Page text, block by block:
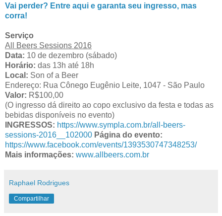
Vai perder? Entre aqui e garanta seu ingresso, mas
corra!
Serviço
All Beers Sessions 2016
Data: 10 de dezembro (sábado)
Horário: das 13h até 18h
Local: Son of a Beer
Endereço: Rua Cônego Eugênio Leite, 1047 - São Paulo
Valor: R$100,00
(O ingresso dá direito ao copo exclusivo da festa e todas as
bebidas disponíveis no evento)
INGRESSOS: https://www.sympla.com.br/all-beers-
sessions-2016__102000 Página do evento:
https://www.facebook.com/events/1393530747348253/
Mais informações: www.allbeers.com.br
Raphael Rodrigues
Compartilhar